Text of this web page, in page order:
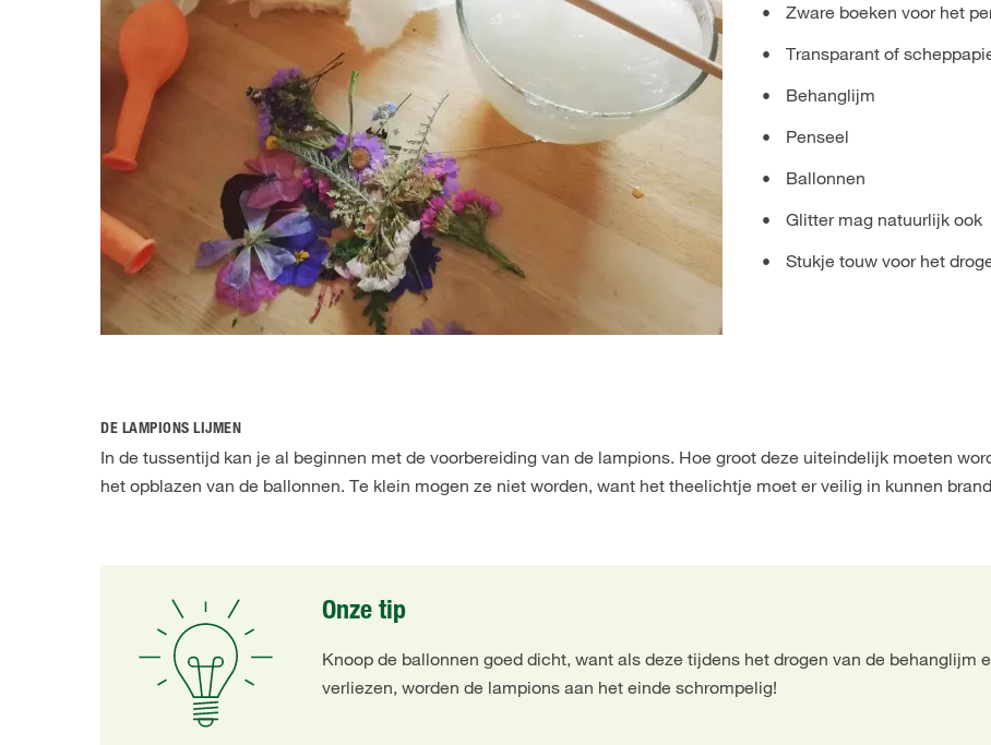
Zware boeken voor het
Transparant of
Behanglijm
Penseel
Ballonnen
Glitter mag natuurlijk ook
Stukje touw voor het
DE LAMPIONS LIJMEN
In de tussentijd kan je al beginnen met de voorbereiding van de lampions. Hoe groot deze uiteindelijk moeten
het opblazen van de ballonnen. Te klein mogen ze niet worden, want het theelichtje moet er veilig in kunnen
Onze tip
Knoop de ballonnen goed dicht, want als deze tijdens het drogen van de behanglijm
verliezen, worden de lampions aan het einde schrompelig!